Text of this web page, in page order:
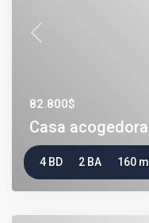
Previous
82.800$
Casa acogedora
4 BD 2 BA 160 m